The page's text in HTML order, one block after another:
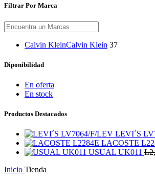
Filtrar Por Marca
Calvin KleinCalvin Klein 37
Diponibilidad
En oferta
En stock
Productos Destacados
LEVI´S
LACOSTE
USUAL UK011 L
Inicio Tienda